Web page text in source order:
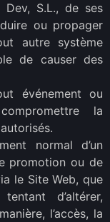
S.L., de ses
ou propager
autre système
de causer des
événement ou
la
normal d’un
promotion ou de
le Site Web, que
d’altérer,
l’accès, la